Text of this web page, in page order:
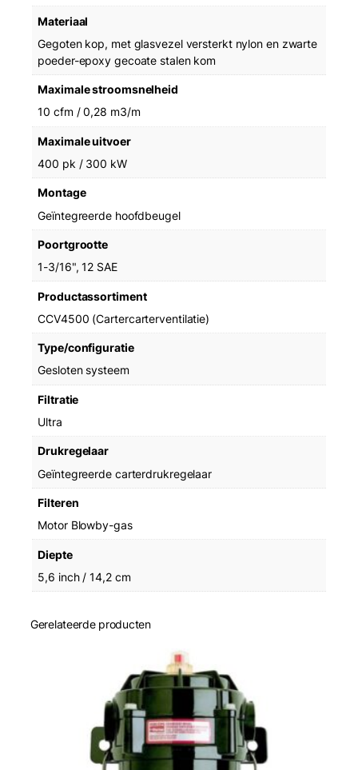
Materiaal
Gegoten kop, met glasvezel versterkt nylon en zwarte
poeder-epoxy gecoate stalen kom
Maximale stroomsnelheid
10 cfm / 0,28 m3/m
Maximale uitvoer
400 pk / 300 kW
Montage
Geïntegreerde hoofdbeugel
Poortgrootte
1-3/16", 12 SAE
Productassortiment
CCV4500 (Cartercarterventilatie)
Type/configuratie
Gesloten systeem
Filtratie
Ultra
Drukregelaar
Geïntegreerde carterdrukregelaar
Filteren
Motor Blowby-gas
Diepte
5,6 inch / 14,2 cm
Gerelateerde producten